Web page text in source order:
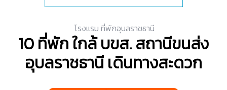
โรงแรม ที่พักอุบลราชธานี
10 ที่พัก ใกล้ บขส. สถานีขนส่ง
อุบลราชธานี เดินทางสะดวก